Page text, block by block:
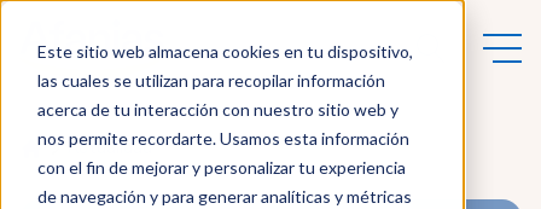
Este sitio web almacena cookies en tu dispositivo,
las cuales se utilizan para recopilar información
acerca de tu interacción con nuestro sitio web y
nos permite recordarte. Usamos esta información
con el fin de mejorar y personalizar tu experiencia
de navegación y para generar analíticas y métricas
Actualidad